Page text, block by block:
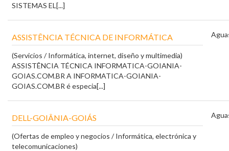
SISTEMAS EL[...]
ASSISTÊNCIA TÉCNICA DE INFORMÁTICA
(Servicios / Informática, internet, diseño y multimedia)
ASSISTÊNCIA TÉCNICA INFORMATICA-GOIANIA-
GOIAS.COM.BR A INFORMATICA-GOIANIA-
GOIAS.COM.BR é especia[...]
DELL-GOIÂNIA-GOIÁS
(Ofertas de empleo y negocios / Informática, electrónica y
telecomunicaciones)